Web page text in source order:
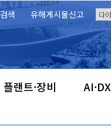
검색 유해게시물신고
플랜트·장비 AI·DX